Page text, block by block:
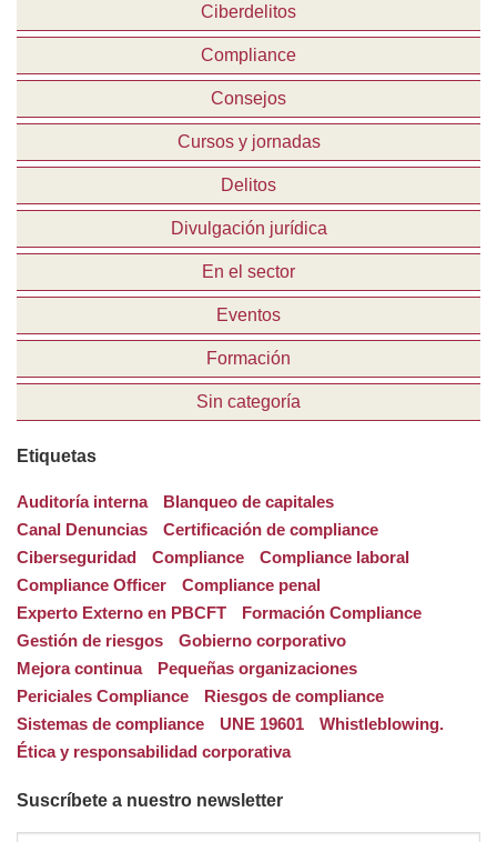
Ciberdelitos
Compliance
Consejos
Cursos y jornadas
Delitos
Divulgación jurídica
En el sector
Eventos
Formación
Sin categoría
Etiquetas
Auditoría interna
Blanqueo de capitales
Canal Denuncias
Certificación de compliance
Ciberseguridad
Compliance
Compliance laboral
Compliance Officer
Compliance penal
Experto Externo en PBCFT
Formación Compliance
Gestión de riesgos
Gobierno corporativo
Mejora continua
Pequeñas organizaciones
Periciales Compliance
Riesgos de compliance
Sistemas de compliance
UNE 19601
Whistleblowing.
Ética y responsabilidad corporativa
Suscríbete a nuestro newsletter